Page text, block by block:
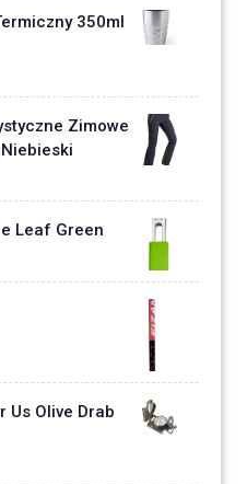
350ml
Zimowe
Leaf Green
Us Olive Drab